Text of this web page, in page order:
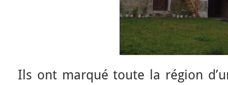
Ils ont marqué toute la région